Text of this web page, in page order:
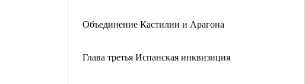
Объединение Кастилии и Арагона
Глава третья Испанская инквизиция